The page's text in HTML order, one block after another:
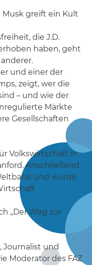
greift ein Kult
die J.D.
haben, geht
und einer der
zeigt, wer die
– und wie der
Märkte
Gesellschaften
Volkswirtschaft in
Anschließend
und wurde
„Der Weg zur
Journalist und
Moderator des FAZ